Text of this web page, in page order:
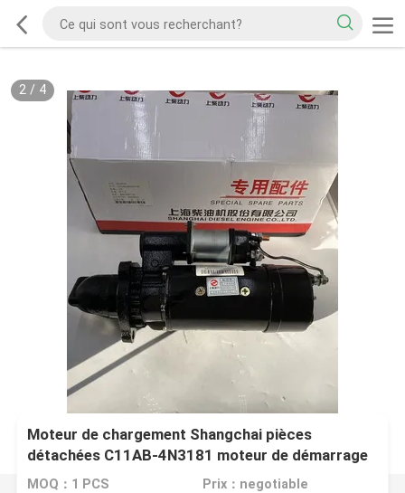
2/ 4
Moteur de chargement Shangchai pièces
détachées C11AB-4N3181 moteur de démarrage
diesel
MOQ：1 PCS Prix：negotiable